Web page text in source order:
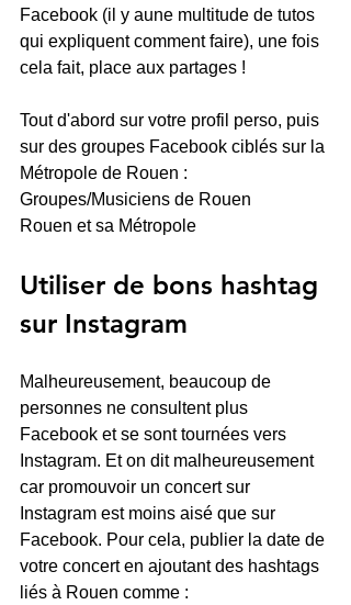
Facebook (il y aune multitude de tutos
qui expliquent comment faire), une fois
cela fait, place aux partages !
Tout d'abord sur votre profil perso, puis
sur des groupes Facebook ciblés sur la
Métropole de Rouen :
Groupes/Musiciens de Rouen
Rouen et sa Métropole
Utiliser de bons hashtag
sur Instagram
Malheureusement, beaucoup de
personnes ne consultent plus
Facebook et se sont tournées vers
Instagram. Et on dit malheureusement
car promouvoir un concert sur
Instagram est moins aisé que sur
Facebook. Pour cela, publier la date de
votre concert en ajoutant des hashtags
liés à Rouen comme :